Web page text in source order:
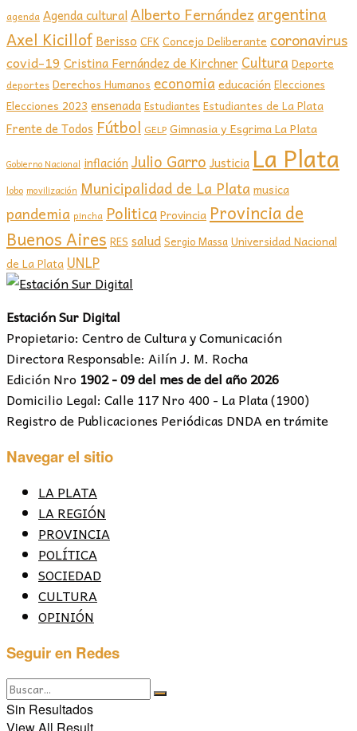
agenda Agenda culturalAlberto Fernández argentina
Axel Kicillof Berisso CFKConcejo Deliberante coronavirus
covid-19 Cristina Fernández de Kirchner Cultura Deporte
deportes Derechos Humanos economia educación Elecciones
Elecciones 2023 ensenada Estudiantes Estudiantes de La Plata
Frente de Todos Fútbol GELP Gimnasia y Esgrima La Plata
Gobierno Nacional inflación Julio Garro Justicia La Plata
lobo movilización Municipalidad de La Plata musica
pandemia pincha PoliticaProvincia Provincia de
Buenos Aires RES saludSergio MassaUniversidad Nacional
de La Plata UNLP
Estación Sur Digital
Propietario: Centro de Cultura y Comunicación
Directora Responsable: Ailín J. M. Rocha
Edición Nro 1902 - 09 del mes de del año 2026
Domicilio Legal: Calle 117 Nro 400 - La Plata (1900)
Registro de Publicaciones Periódicas DNDA en trámite
Navegar el sitio
LA PLATA
LA REGIÓN
PROVINCIA
POLÍTICA
SOCIEDAD
CULTURA
OPINIÓN
Seguir en Redes
Sin Resultados
View All Result